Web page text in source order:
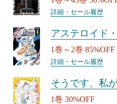
詳細・セール履歴
アステロイド
1巻～2巻 85%OFF
詳細・セール履歴
そうです、私
1巻 30%OFF